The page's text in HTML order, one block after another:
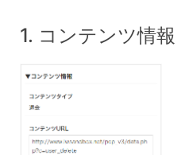
1. コンテンツ情報